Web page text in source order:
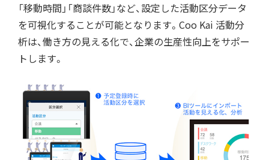
「移動時間」「商談件数」など、設定した活動区分データ
を可視化することが可能となります。Coo Kai 活動分
析は、働き方の見える化で、企業の生産性向上をサポー
トします。